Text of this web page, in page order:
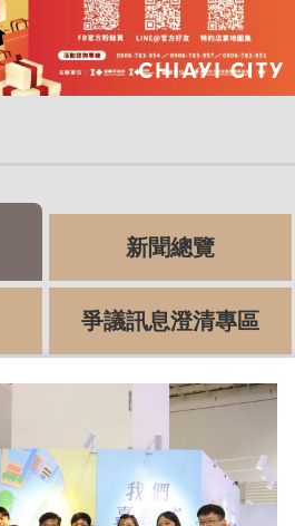
新聞總覽
爭議訊息澄清專區